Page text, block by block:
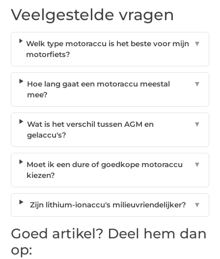
Veelgestelde vragen
Welk type motoraccu is het beste voor mijn
motorfiets?
▼
Hoe lang gaat een motoraccu meestal
mee?
▼
Wat is het verschil tussen AGM en
gelaccu's?
▼
Moet ik een dure of goedkope motoraccu
kiezen?
▼
Zijn lithium-ionaccu's milieuvriendelijker? ▼
Goed artikel? Deel hem dan
op: